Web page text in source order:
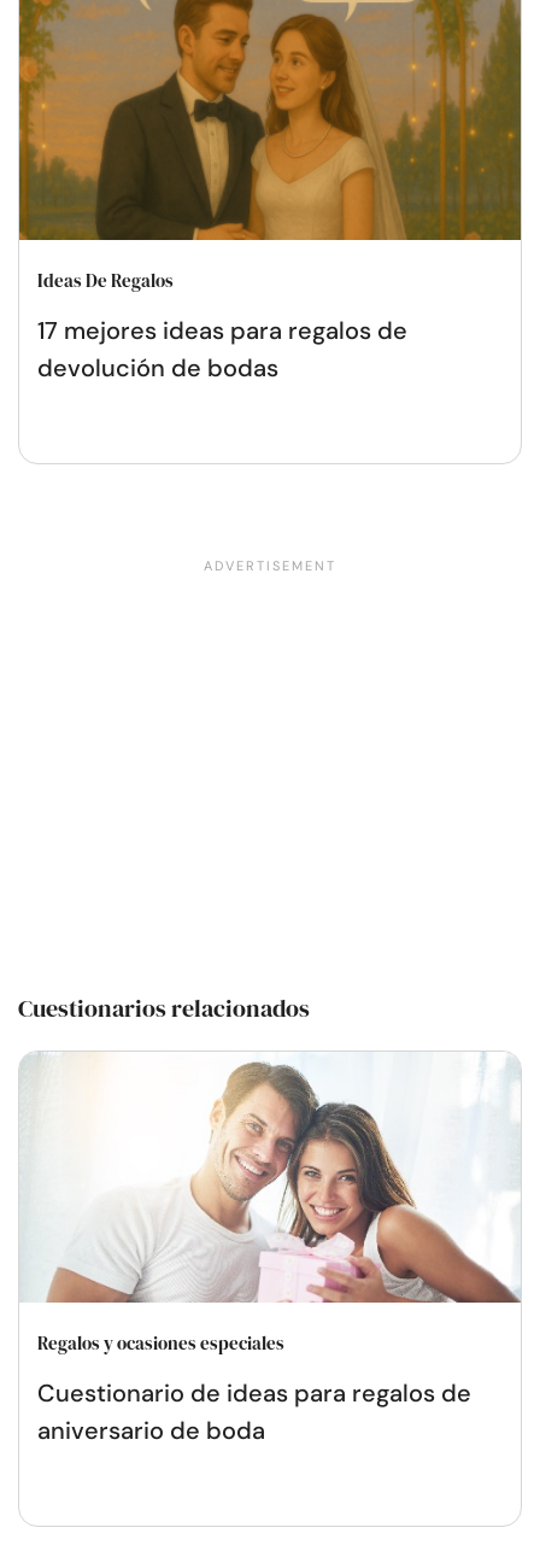
Ideas De Regalos
17 mejores ideas para regalos de
devolución de bodas
Cuestionarios relacionados
Regalos y ocasiones especiales
Cuestionario de ideas para regalos de
aniversario de boda